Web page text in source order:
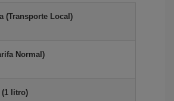
(Transporte Local)
Normal)
(1 litro)